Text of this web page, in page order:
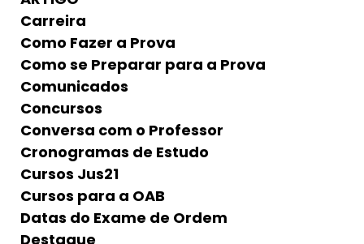
Carreira
Como Fazer a Prova
Como se Preparar para a Prova
Comunicados
Concursos
Conversa com o Professor
Cronogramas de Estudo
Cursos Jus21
Cursos para a OAB
Datas do Exame de Ordem
Destaque